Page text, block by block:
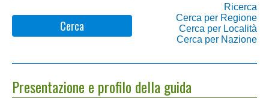
Cerca
Ricerca
Cerca per Regione
Cerca per Località
Cerca per Nazione
Presentazione e profilo della guida